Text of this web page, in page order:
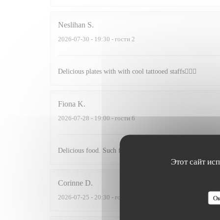
Этот сайт
Neslihan S
2026-07-30 - 19:30 - гости 2
Delicious plates with with cool tattooed staffs💁🏽‍♂️
Fiona K
2026-07-28 - 19:00 - гости 6
Delicious food. Such friendly service. It was a lovely
Corinne D
2026-07-25 - 20:30 - гости 4